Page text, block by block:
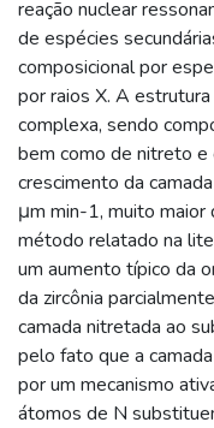
reação nuclear
de espécies
composicional por
por raios X. A
complexa, sendo
bem como de nitreto
crescimento da
μm min-1, muito
método relatado na
um aumento típico da
da zircônia
camada nitretada ao
pelo fato que a
por um mecanismo
átomos de N